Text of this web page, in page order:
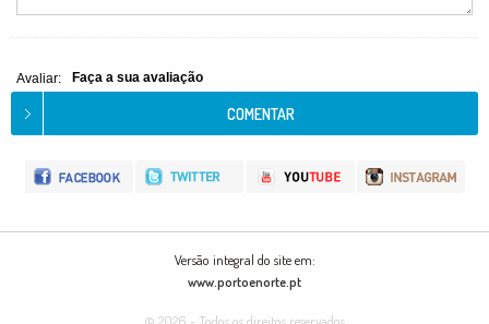
Avaliar: Faça a sua avaliação
Versão integral do site em:
www.portoenorte.pt